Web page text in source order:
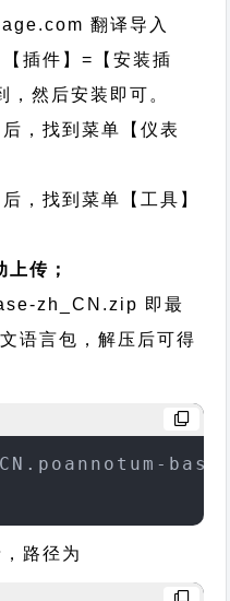
翻译导入
插件】=【安装插
然后安装即可。
，找到菜单【仪表
，找到菜单【工具】
传；
zh_CN.zip 即最
语言包，解压后可得
路径为